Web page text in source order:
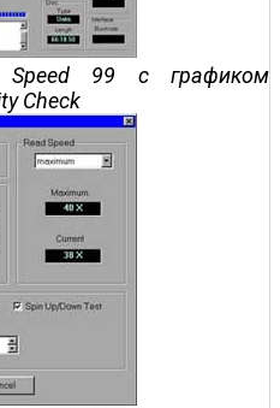
Speed 99 с графиком
Check